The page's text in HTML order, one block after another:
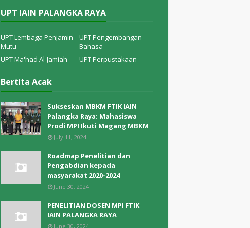
UPT IAIN PALANGKA RAYA
UPT Lembaga Penjamin
Mutu
UPT Pengembangan
Bahasa
UPT Ma'had Al-Jamiah
UPT Perpustakaan
Bertita Acak
Sukseskan MBKM FTIK IAIN
Palangka Raya: Mahasiswa
Prodi MPI Ikuti Magang MBKM
July 11, 2024
Roadmap Penelitian dan
Pengabdian kepada
masyarakat 2020-2024
June 30, 2024
PENELITIAN DOSEN MPI FTIK
IAIN PALANGKA RAYA
June 30, 2024